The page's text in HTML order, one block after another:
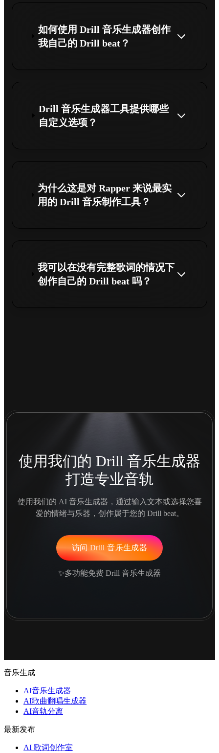
如何使用 Drill 音乐生成器创作
我自己的 Drill beat？
Drill 音乐生成器工具提供哪些
自定义选项？
为什么这是对 Rapper 来说最实
用的 Drill 音乐制作工具？
我可以在没有完整歌词的情况下
创作自己的 Drill beat 吗？
使用我们的 Drill 音乐生成器
打造专业音轨
使用我们的 AI 音乐生成器，通过输入文本或选择您喜
爱的情绪与乐器，创作属于您的 Drill beat。
访问 Drill 音乐生成器
✨多功能免费 Drill 音乐生成器
音乐生成
AI音乐生成器
AI歌曲翻唱生成器
AI音轨分离
最新发布
AI 歌词创作室